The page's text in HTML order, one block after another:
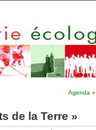
Agenda »
de la Terre »